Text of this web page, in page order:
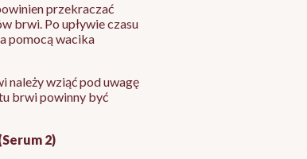
przekraczać
brwi. Po upływie czasu
pomocą wacika
należy wziąć pod uwagę
brwi powinny być
2)